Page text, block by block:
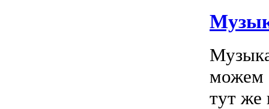
можем
тут же